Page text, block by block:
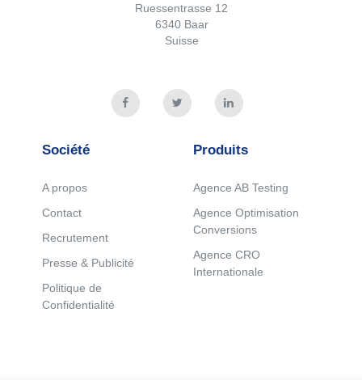
Ruessentrasse 12
6340 Baar
Suisse
Société
A propos
Contact
Recrutement
Presse & Publicité
Politique de
Confidentialité
Produits
Agence AB Testing
Agence Optimisation
Conversions
Agence CRO
Internationale